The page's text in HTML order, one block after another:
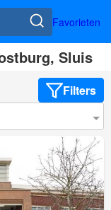
Favorieten
Sluis
Filters